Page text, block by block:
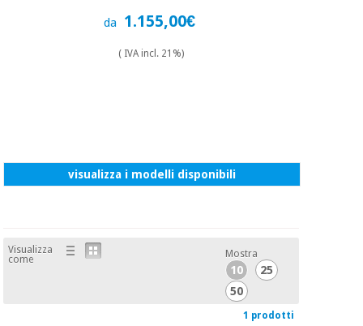
Strumenti
sanitari
da 1.155,00€
( IVA incl. 21%)
visualizza i modelli disponibili
Visualizza
come
Mostra
10
25
50
1 prodotti